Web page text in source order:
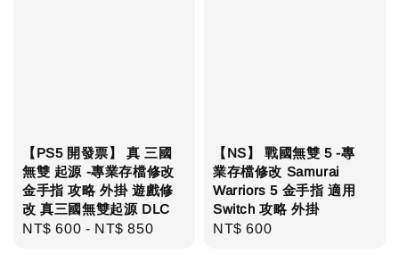
【PS5 開發票】 真 三國
無雙 起源 -專業存檔修改
金手指 攻略 外掛 遊戲修
改 真三國無雙起源 DLC
Regular
NT$ 600 - NT$ 850
【NS】 戰國無雙 5 -專
業存檔修改 Samurai
Warriors 5 金手指 適用
Switch 攻略 外掛
Regular
NT$ 600